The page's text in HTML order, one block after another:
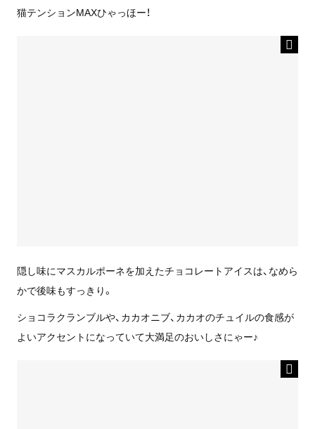
猫テンションMAXひゃっほー！
隠し味にマスカルポーネを加えたチョコレートアイスは、なめら
かで後味もすっきり。
ショコラクランブルや、カカオニブ、カカオのチュイルの食感が
よいアクセントになっていて大満足のおいしさにゃー♪